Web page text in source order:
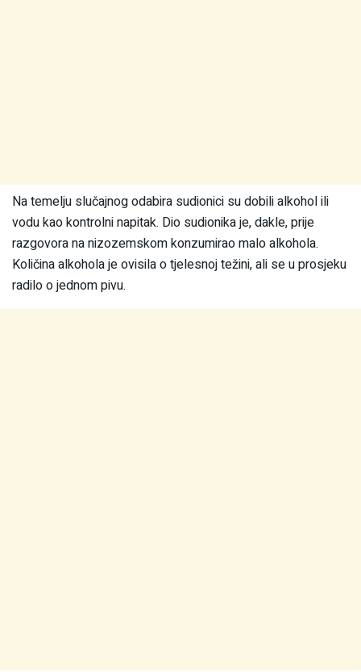
Na temelju slučajnog odabira sudionici su dobili alkohol ili
vodu kao kontrolni napitak. Dio sudionika je, dakle, prije
razgovora na nizozemskom konzumirao malo alkohola.
Količina alkohola je ovisila o tjelesnoj težini, ali se u prosjeku
radilo o jednom pivu.